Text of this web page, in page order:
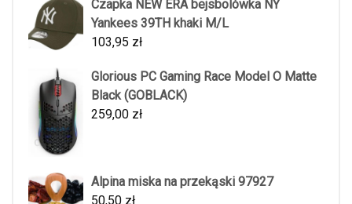
Czapka NEW ERA bejsbolówka NY
Yankees 39TH khaki M/L
103,95 zł
Glorious PC Gaming Race Model O Matte
Black (GOBLACK)
259,00 zł
Alpina miska na przekąski 97927
50,50 zł